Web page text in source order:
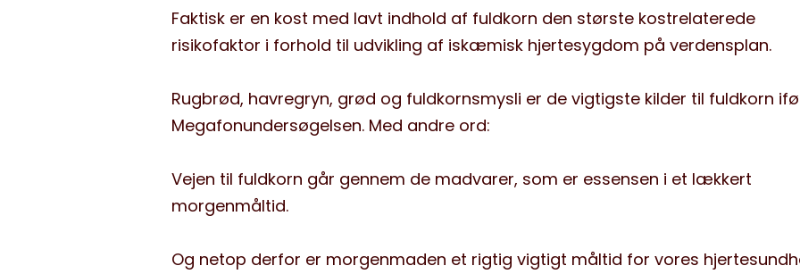
Faktisk er en kost med lavt indhold af fuldkorn den største kostrelaterede
risikofaktor i forhold til udvikling af iskæmisk hjertesygdom på verdensplan.
Rugbrød, havregryn, grød og fuldkornsmysli er de vigtigste kilder til fuldkorn
Megafonundersøgelsen. Med andre ord:
Vejen til fuldkorn går gennem de madvarer, som er essensen i et lækkert
morgenmåltid.
Og netop derfor er morgenmaden et rigtig vigtigt måltid for vores